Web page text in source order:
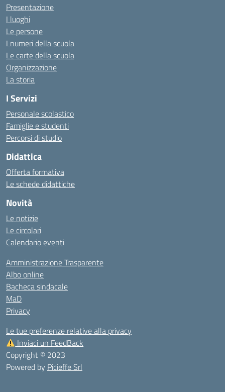
Presentazione
I luoghi
Le persone
I numeri della scuola
Le carte della scuola
Organizzazione
La storia
I Servizi
Personale scolastico
Famiglie e studenti
Percorsi di studio
Didattica
Offerta formativa
Le schede didattiche
Novità
Le notizie
Le circolari
Calendario eventi
Amministrazione Trasparente
Albo online
Bacheca sindacale
MaD
Privacy
Le tue preferenze relative alla privacy
Inviaci un FeedBack
Copyright © 2023
Powered by Picieffe Srl